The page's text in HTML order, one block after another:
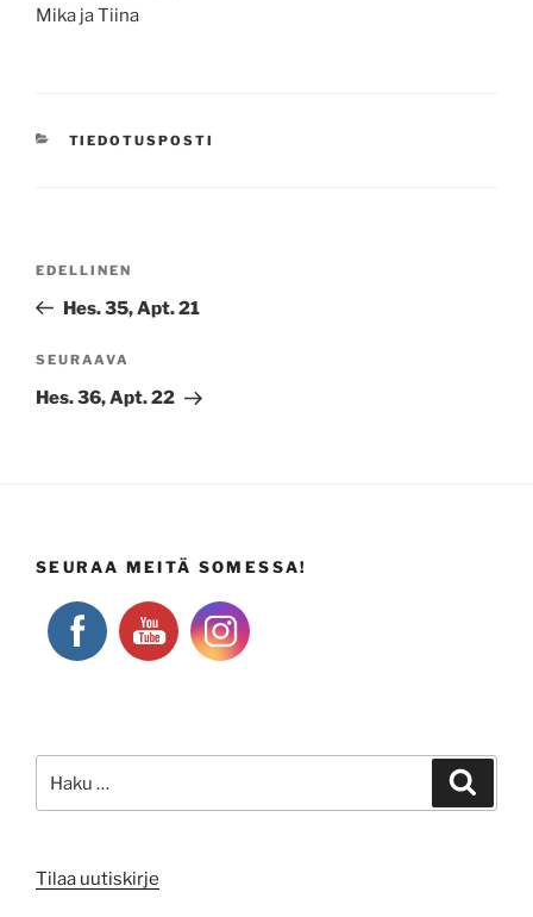
Mika ja Tiina
KATEGORIAT
TIEDOTUSPOSTI
Edellinen
artikkeli
EDELLINEN
Hes. 35, Apt. 21
Seuraava
artikkeli
SEURAAVA
Hes. 36, Apt. 22
SEURAA MEITÄ SOMESSA!
Tilaa uutiskirje